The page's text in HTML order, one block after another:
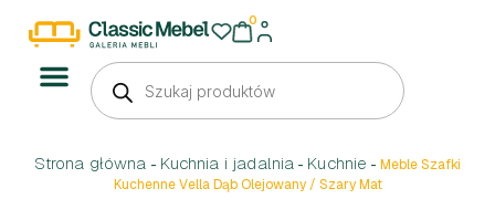
0
Strona główna - Kuchnia i jadalnia - Kuchnie - Meble Szafki
Kuchenne Vella Dąb Olejowany / Szary Mat